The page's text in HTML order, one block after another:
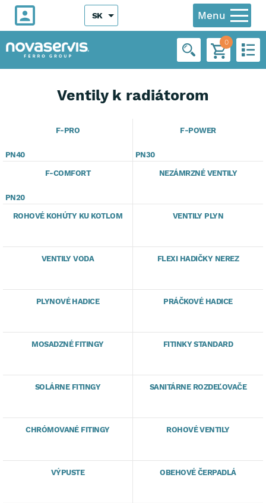
Menu
SK
0
Ventily k radiátorom
F-PRO
PN40
F-POWER
PN30
F-COMFORT
PN20
NEZÁMRZNÉ VENTILY
ROHOVÉ KOHÚTY KU KOTLOM VENTILY PLYN
VENTILY VODA FLEXI HADIČKY NEREZ
PLYNOVÉ HADICE PRÁČKOVÉ HADICE
MOSADZNÉ FITINGY FITINKY STANDARD
SOLÁRNE FITINGY SANITÁRNE ROZDEĽOVAČE
CHRÓMOVANÉ FITINGY ROHOVÉ VENTILY
VÝPUSTE OBEHOVÉ ČERPADLÁ